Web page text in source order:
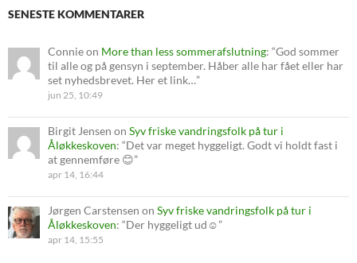
SENESTE KOMMENTARER
Connieon More than less sommerafslutning: “God sommer
til alle og på gensyn i september. Håber alle har fået eller har
set nyhedsbrevet. Her et link…”
jun 25, 10:49
Birgit Jensen on Syv friske vandringsfolk på tur i
Åløkkeskoven: “Det var meget hyggeligt. Godt vi holdt fast i
at gennemføre 😊”
apr 14, 16:44
Jørgen Carstensen on Syv friske vandringsfolk på tur i
Åløkkeskoven: “Der hyggeligt ud☺️”
apr 14, 15:55